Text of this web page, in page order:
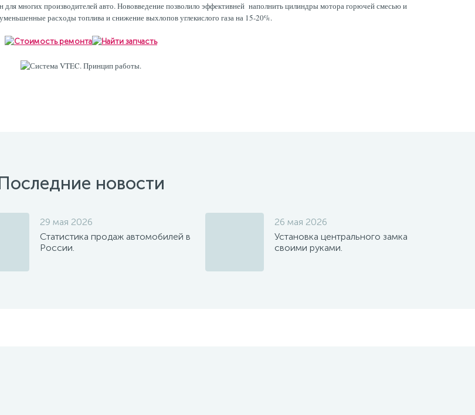
многих производителей авто. Нововведение позволило эффективней наполнить цилиндры мотора горючей смесью и
расходы топлива и снижение выхлопов углекислого газа на 15-20%.
новости
29 мая 2026
Статистика продаж автомобилей в
России.
26 мая 2026
Установка центрального замка
своими руками.